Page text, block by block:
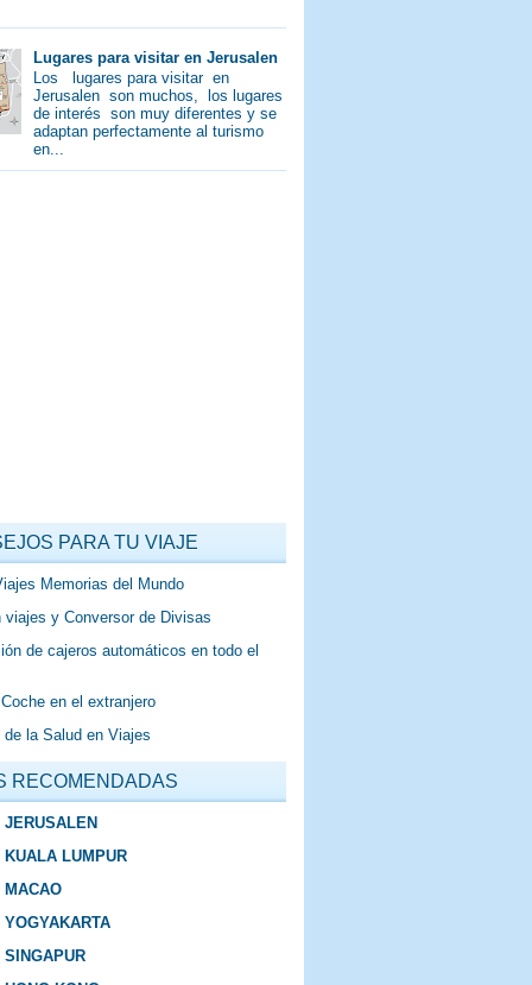
Lugares para visitar en Jerusalen
Los lugares para visitar en
Jerusalen son muchos, los lugares
de interés son muy diferentes y se
adaptan perfectamente al turismo
en...
PARA TU VIAJE
Memorias del Mundo
viajes y Conversor de Divisas
de cajeros automáticos en todo el
en el extranjero
de la Salud en Viajes
RECOMENDADAS
JERUSALEN
KUALA LUMPUR
MACAO
SINGAPUR